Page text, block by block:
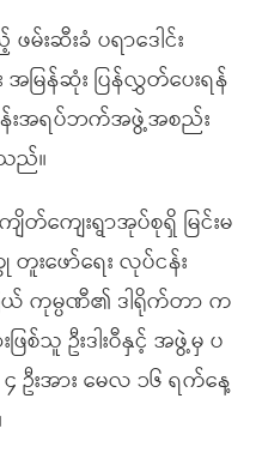
းဆီးခံ ပရာဒေါင်း
အမြန်ဆုံး ပြန်လွှတ်ပေးရန်
န်းအရပ်ဘက်အဖွဲ့အစည်း
သည်။
ကျေးရွာအုပ်စုရှိ မြင်းမ
းဖော်ရေး လုပ်ငန်း
ကုမ္ပဏီ၏ ဒါရိုက်တာ က
စ်သူ ဦးဒါးဝီနှင့် အဖွဲ့မှ ပ
၄ ဦးအား မေလ ၁၆ ရက်နေ့